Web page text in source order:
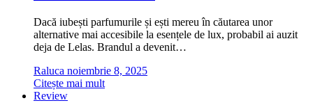
Dacă iubești parfumurile și ești mereu în căutarea unor
alternative mai accesibile la esențele de lux, probabil ai auzit
deja de Lelas. Brandul a devenit…
Raluca noiembrie 8, 2025
Citește mai mult
Review